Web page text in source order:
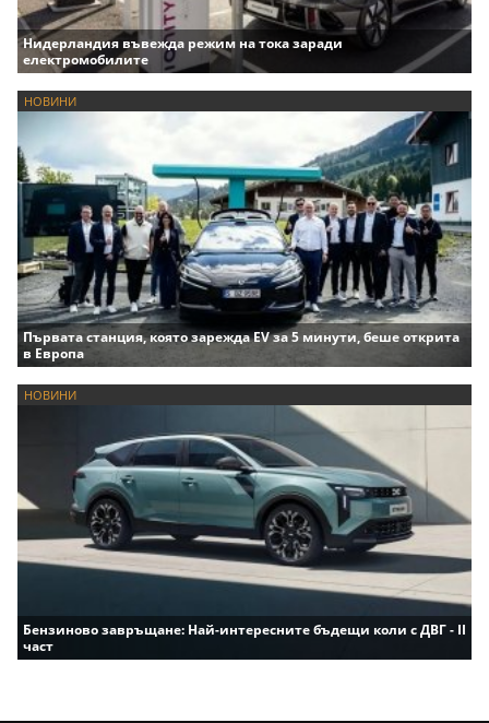
Нидерландия въвежда режим на тока заради
електромобилите
НОВИНИ
Първата станция, която зарежда EV за 5 минути, беше открита
в Европа
НОВИНИ
Бензиново завръщане: Най-интересните бъдещи коли с ДВГ - II
част